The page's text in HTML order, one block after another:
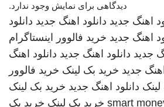
دیدگاهی برای نمایش وجود ندارد.
اهنگ جدید دانلود اهنگ جدید دانلود
اهنگ جدید خرید فالوور اینستاگرام
جدید دانلود اهنگ جدید دانلود اهنگ
جدید خرید بک لینک خرید فالوور
دانلود اهنگ جدید خرید بک لینک
smart خرید بک لینک خرید بک